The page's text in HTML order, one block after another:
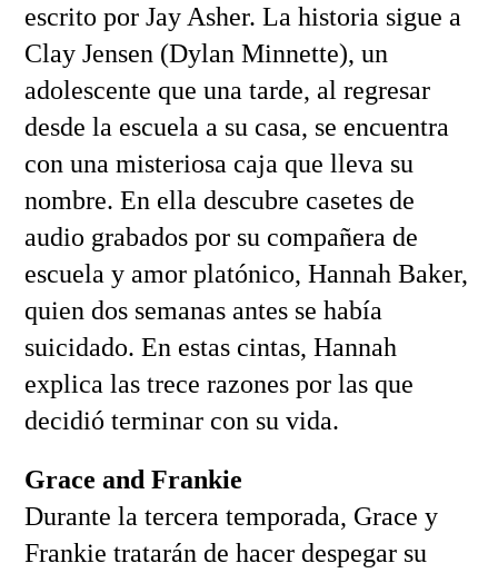
escrito por Jay Asher. La historia sigue a
Clay Jensen (Dylan Minnette), un
adolescente que una tarde, al regresar
desde la escuela a su casa, se encuentra
con una misteriosa caja que lleva su
nombre. En ella descubre casetes de
audio grabados por su compañera de
escuela y amor platónico, Hannah Baker,
quien dos semanas antes se había
suicidado. En estas cintas, Hannah
explica las trece razones por las que
decidió terminar con su vida.
Grace and Frankie
Durante la tercera temporada, Grace y
Frankie tratarán de hacer despegar su